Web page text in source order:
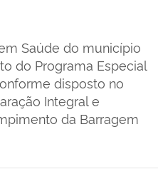
Saúde do município
do Programa Especial
disposto no
Integral e
da Barragem